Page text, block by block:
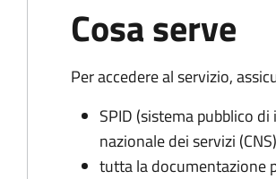
Cosa serve
Per accedere al servizio,
SPID (sistema pubblico
nazionale dei servizi (CNS)
tutta la documentazione